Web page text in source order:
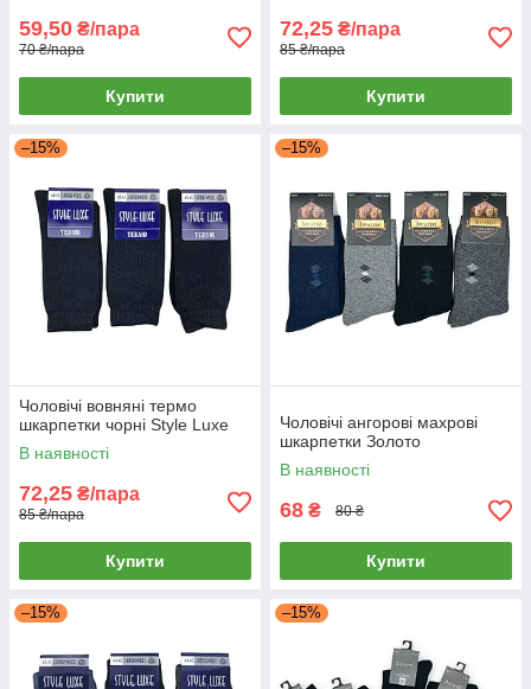
59,50 ₴/пара
70 ₴/пара
Купити
72,25 ₴/пара
85 ₴/пара
Купити
–15%
Чоловічі вовняні термо
шкарпетки чорні Style Luxe
В наявності
72,25 ₴/пара
85 ₴/пара
Купити
–15%
Чоловічі ангорові махрові
шкарпетки Золото
В наявності
68 ₴ 80 ₴
Купити
–15% –15%